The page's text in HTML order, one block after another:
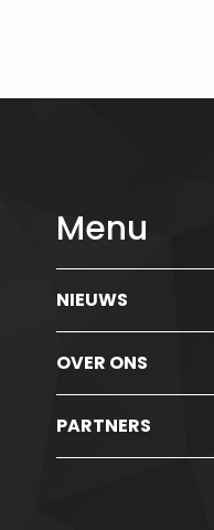
Menu
NIEUWS
OVER ONS
PARTNERS